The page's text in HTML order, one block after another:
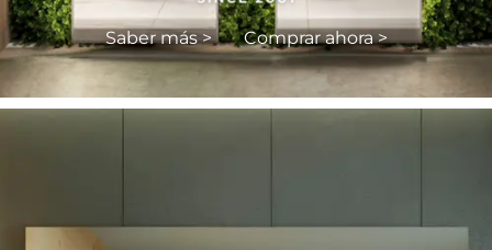
Saber más > Comprar ahora >